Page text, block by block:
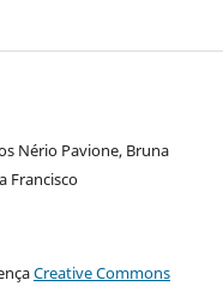
Nério Pavione, Bruna
Francisco
Creative Commons